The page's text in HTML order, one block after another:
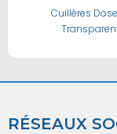
Cuillères
RÉSEAUX